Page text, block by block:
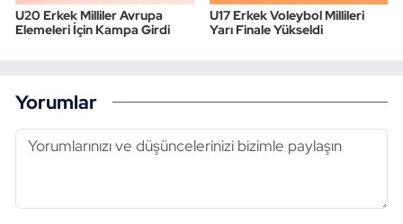
U20 Erkek Milliler Avrupa
Elemeleri İçin Kampa Girdi
U17 Erkek Voleybol Millileri
Yarı Finale Yükseldi
Yorumlar